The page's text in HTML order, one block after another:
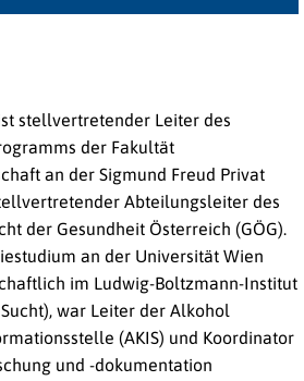
stellvertretender Leiter des
der Fakultät
an der Sigmund Freud Privat
Abteilungsleiter des
der Gesundheit Österreich (GÖG).
an der Universität Wien
im Ludwig-Boltzmann-Institut
war Leiter der Alkohol
(AKIS) und Koordinator
und -dokumentation